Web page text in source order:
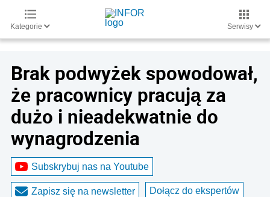
Kategorie Serwisy
Brak podwyżek spowodował,
że pracownicy pracują za
dużo i nieadekwatnie do
wynagrodzenia
Subskrybuj nas na Youtube
Zapisz się na newsletter Dołącz do ekspertów